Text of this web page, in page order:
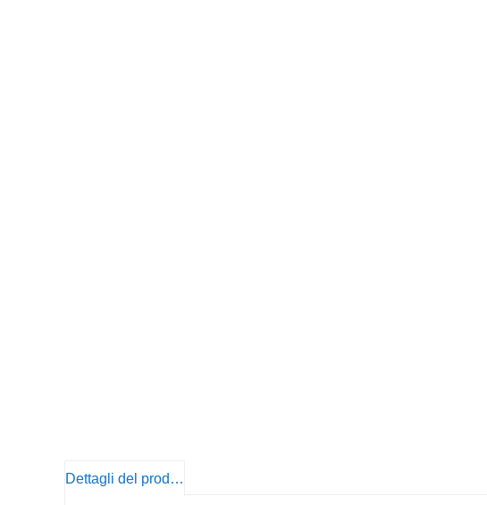
Dettagli del prodotto